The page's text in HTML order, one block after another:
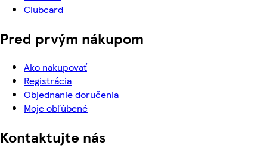
Clubcard
Pred prvým nákupom
Ako nakupovať
Registrácia
Objednanie doručenia
Moje obľúbené
Kontaktujte nás